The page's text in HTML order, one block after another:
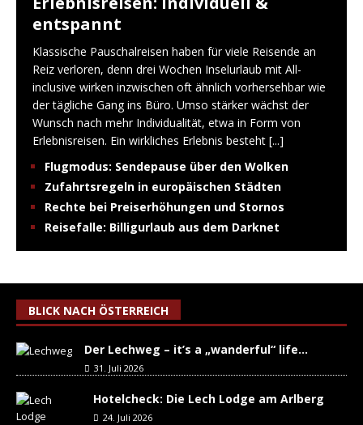
entspannt
Klassische Pauschalreisen haben für viele Reisende an
Reiz verloren, denn drei Wochen Inselurlaub mit All-
inclusive wirken inzwischen oft ähnlich vorhersehbar wie
der tägliche Gang ins Büro. Umso stärker wächst der
Wunsch nach mehr Individualität, etwa in Form von
Erlebnisreisen. Ein wirkliches Erlebnis besteht [...]
Flugmodus: Sendepause über den Wolken
Zufahrtsregeln in europäischen Städten
Rechte bei Preiserhöhungen und Stornos
Reisefalle: Billigurlaub aus dem Darknet
BLICK NACH ÖSTERREICH
Der Lechweg – it’s a „wanderful“ life…
31. Juli 2026
Hotelcheck: Die Lech Lodge am Arlberg
24. Juli 2026